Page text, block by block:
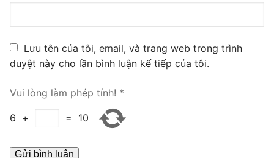
BRI VoIP Gateway
LIÊN HỆ
TIN TỨC
HƯỚNG DẪN
Lưu tên của tôi, email, và trang web trong trình
duyệt này cho lần bình luận kế tiếp của tôi.
Vui lòng làm phép tính! *
6 + = 10